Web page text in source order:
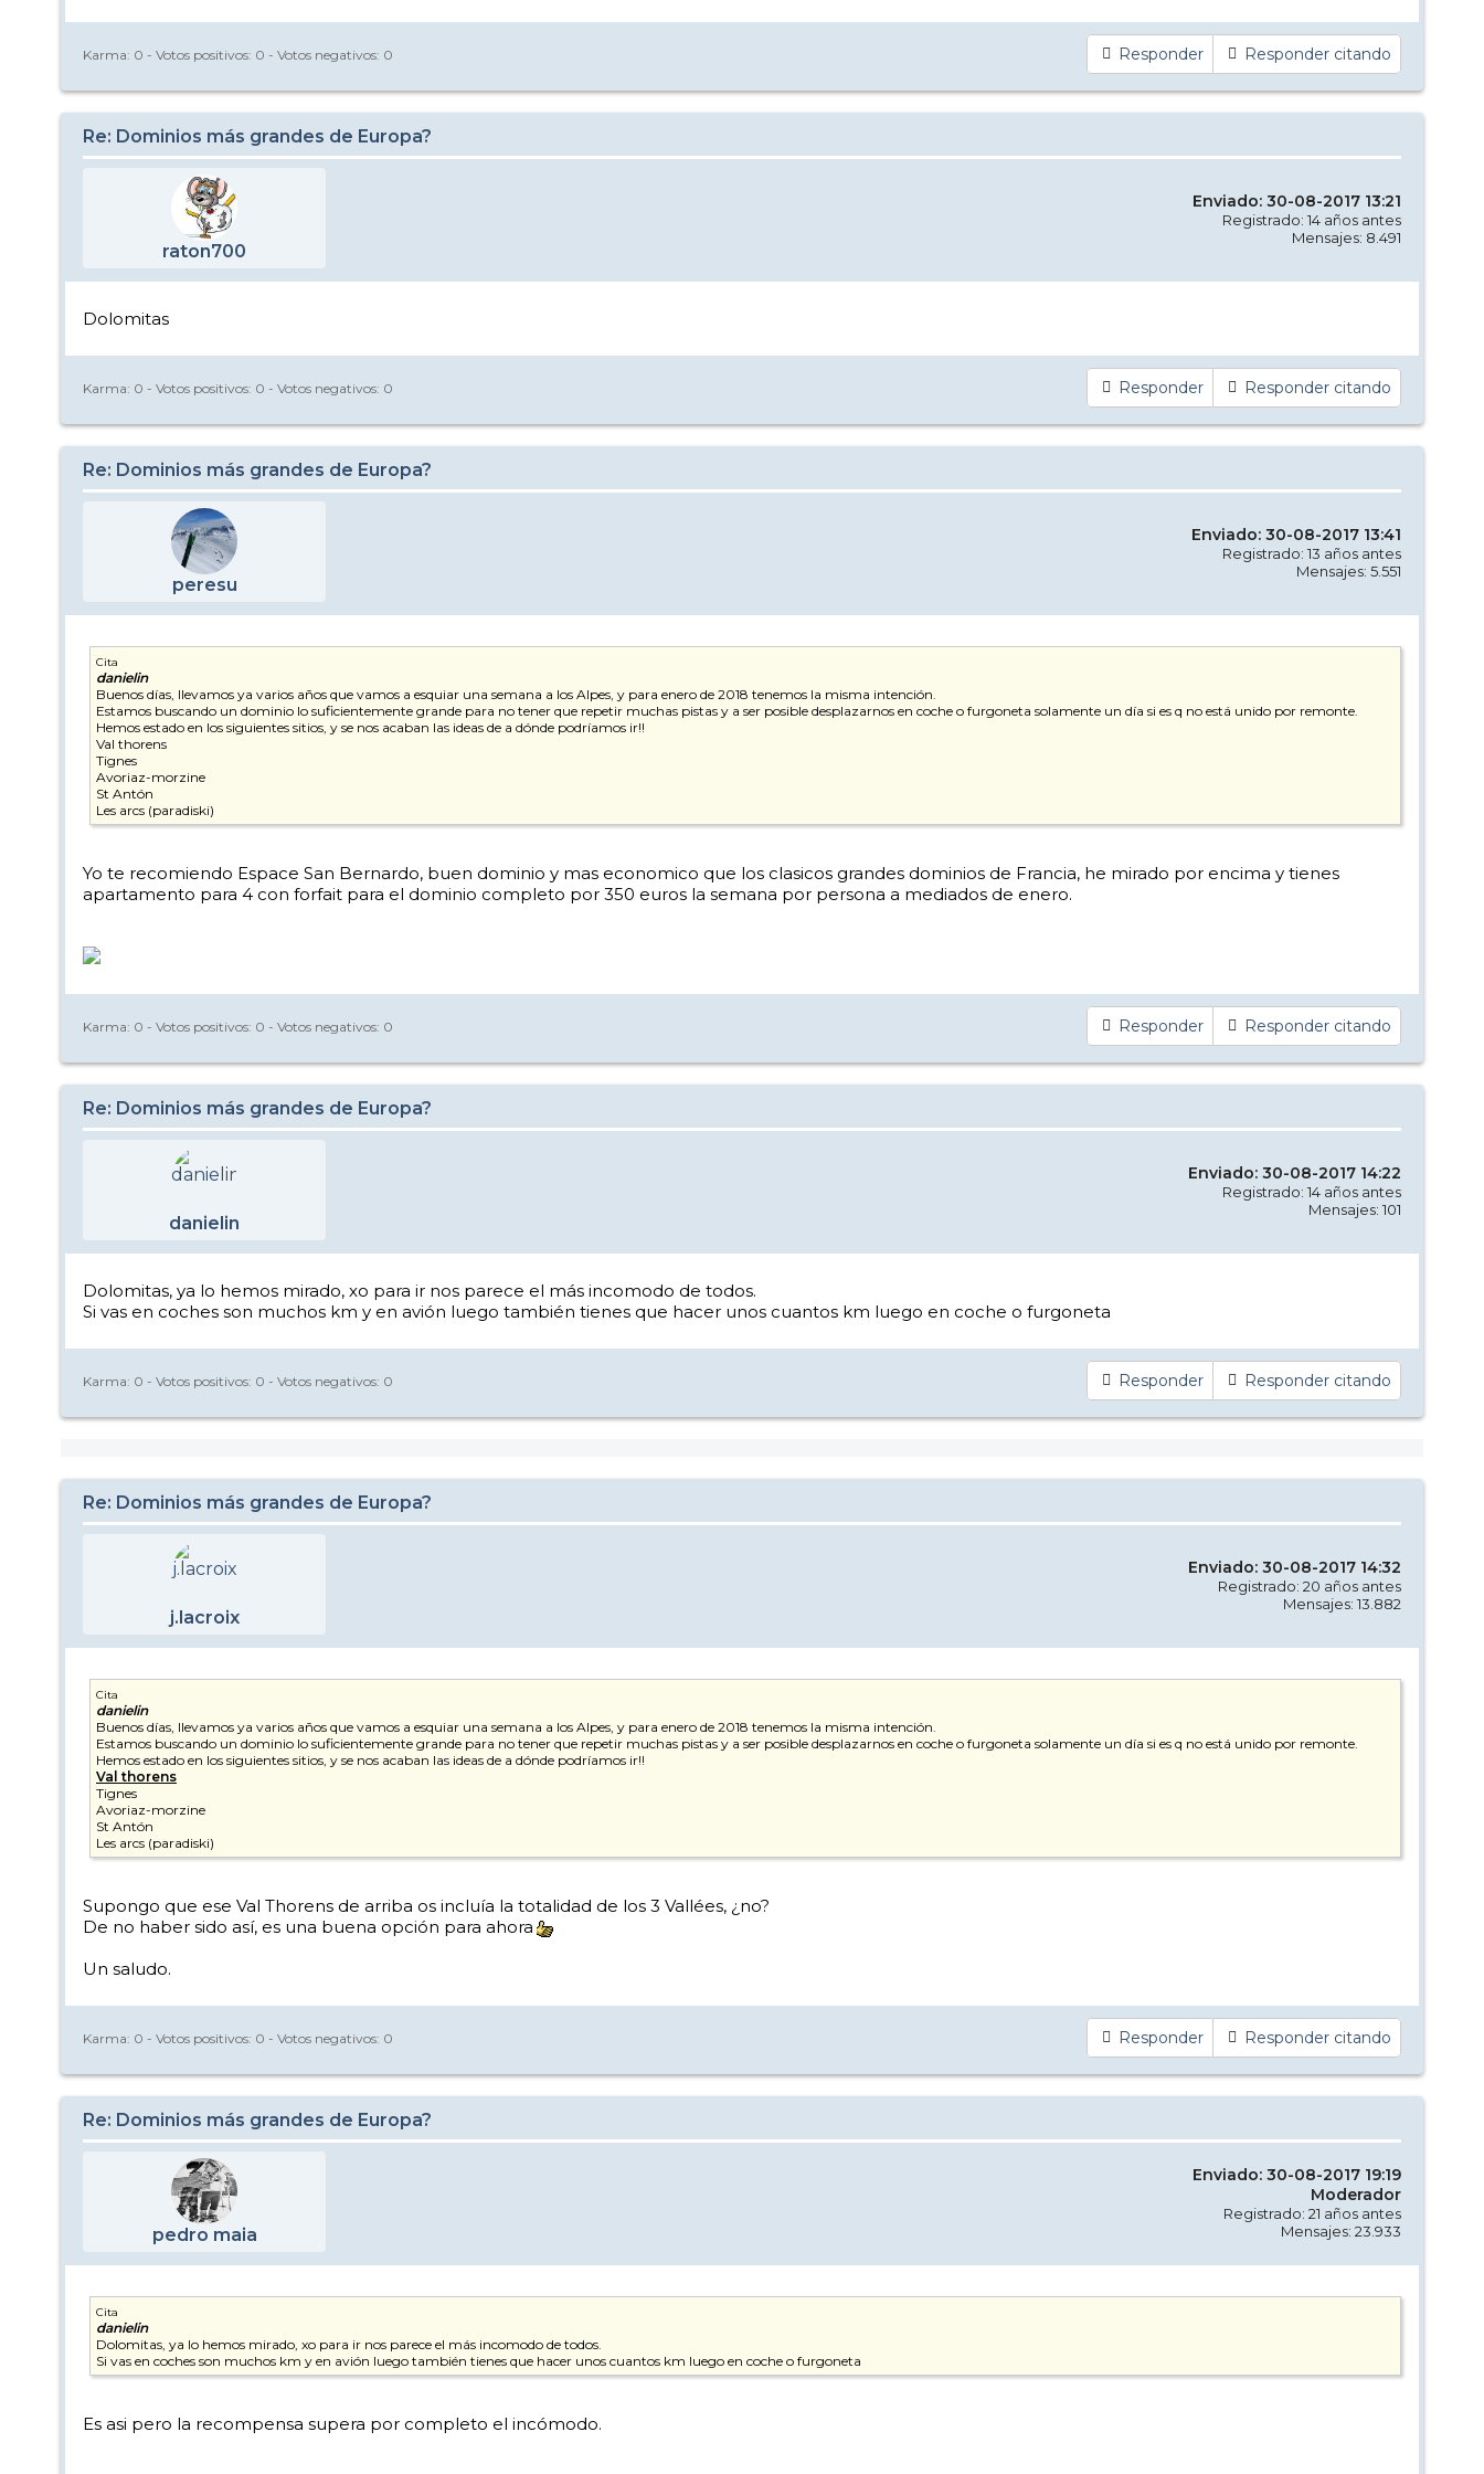
Responder Responder citando
Karma: 0 - Votos positivos: 0 - Votos negativos: 0
Re: Dominios más grandes de Europa?
raton700
Enviado: 30-08-2017 13:21
Registrado: 14 años antes
Mensajes: 8.491
Dolomitas
Responder Responder citando
Karma: 0 - Votos positivos: 0 - Votos negativos: 0
Re: Dominios más grandes de Europa?
peresu
Enviado: 30-08-2017 13:41
Registrado: 13 años antes
Mensajes: 5.551
Cita
danielin
Buenos días, llevamos ya varios años que vamos a esquiar una semana a los Alpes, y para enero de 2018 tenemos la misma intención.
Estamos buscando un dominio lo suficientemente grande para no tener que repetir muchas pistas y a ser posible desplazarnos en coche o furgoneta solamente un día si es q no está unido por remonte.
Hemos estado en los siguientes sitios, y se nos acaban las ideas de a dónde podríamos ir!!
Val thorens
Tignes
Avoriaz-morzine
St Antón
Les arcs (paradiski)
Yo te recomiendo Espace San Bernardo, buen dominio y mas economico que los clasicos grandes dominios de Francia, he mirado por encima y tienes
apartamento para 4 con forfait para el dominio completo por 350 euros la semana por persona a mediados de enero.
Responder Responder citando
Karma: 0 - Votos positivos: 0 - Votos negativos: 0
Re: Dominios más grandes de Europa?
danielin
Enviado: 30-08-2017 14:22
Registrado: 14 años antes
Mensajes: 101
Dolomitas, ya lo hemos mirado, xo para ir nos parece el más incomodo de todos.
Si vas en coches son muchos km y en avión luego también tienes que hacer unos cuantos km luego en coche o furgoneta
Responder Responder citando
Karma: 0 - Votos positivos: 0 - Votos negativos: 0
Re: Dominios más grandes de Europa?
j.lacroix
Enviado: 30-08-2017 14:32
Registrado: 20 años antes
Mensajes: 13.882
Cita
danielin
Buenos días, llevamos ya varios años que vamos a esquiar una semana a los Alpes, y para enero de 2018 tenemos la misma intención.
Estamos buscando un dominio lo suficientemente grande para no tener que repetir muchas pistas y a ser posible desplazarnos en coche o furgoneta solamente un día si es q no está unido por remonte.
Hemos estado en los siguientes sitios, y se nos acaban las ideas de a dónde podríamos ir!!
Val thorens
Tignes
Avoriaz-morzine
St Antón
Les arcs (paradiski)
Supongo que ese Val Thorens de arriba os incluía la totalidad de los 3 Vallées, ¿no?
De no haber sido así, es una buena opción para ahora
Un saludo.
Responder Responder citando
Karma: 0 - Votos positivos: 0 - Votos negativos: 0
Re: Dominios más grandes de Europa?
pedro maia
Enviado: 30-08-2017 19:19
Moderador
Registrado: 21 años antes
Mensajes: 23.933
Cita
danielin
Dolomitas, ya lo hemos mirado, xo para ir nos parece el más incomodo de todos.
Si vas en coches son muchos km y en avión luego también tienes que hacer unos cuantos km luego en coche o furgoneta
Es asi pero la recompensa supera por completo el incómodo.